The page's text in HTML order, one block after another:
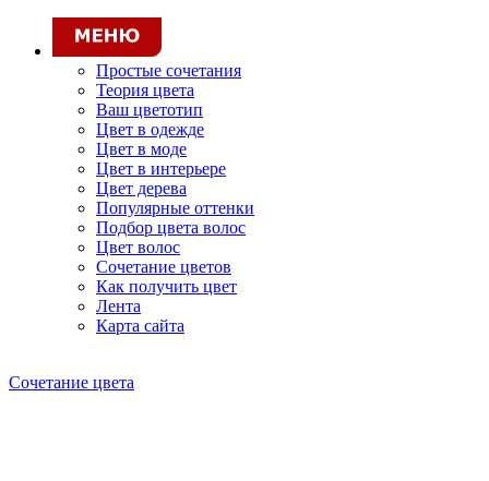
Простые сочетания
Теория цвета
Ваш цветотип
Цвет в одежде
Цвет в моде
Цвет в интерьере
Цвет дерева
Популярные оттенки
Подбор цвета волос
Цвет волос
Сочетание цветов
Как получить цвет
Лента
Карта сайта
Сочетание цвета